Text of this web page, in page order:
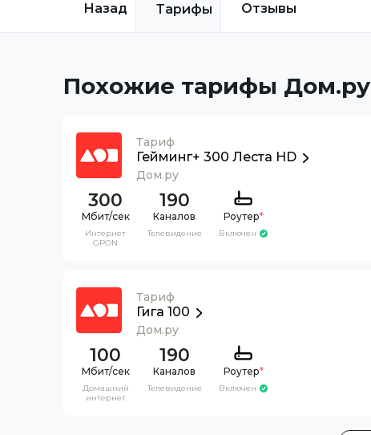
Назад Тарифы Отзывы
Похожие тарифы Дом.ру
Тариф
Гейминг+ 300 Леста HD
Дом.ру
300
Интернет
GPON
190
Каналов
Телевидение
Роутер*
Включен
Тариф
Гига 100
Дом.ру
100
Домашний
интернет
190
Каналов
Телевидение
Роутер*
Включен